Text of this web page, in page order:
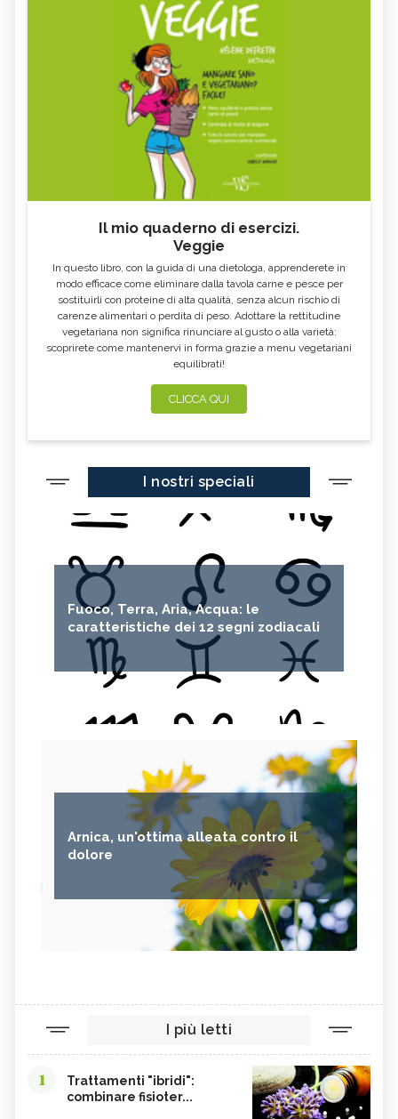
Il mio quaderno di esercizi.
Veggie
In questo libro, con la guida di una dietologa, apprenderete in
modo efficace come eliminare dalla tavola carne e pesce per
sostituirli con proteine di alta qualità, senza alcun rischio di
carenze alimentari o perdita di peso. Adottare la rettitudine
vegetariana non significa rinunciare al gusto o alla varietà:
scoprirete come mantenervi in forma grazie a menu vegetariani
equilibrati!
CLICCA QUI
I nostri speciali
Fuoco, Terra, Aria, Acqua: le
caratteristiche dei 12 segni zodiacali
Arnica, un'ottima alleata contro il
dolore
I più letti
1
Trattamenti "ibridi":
combinare fisioter...